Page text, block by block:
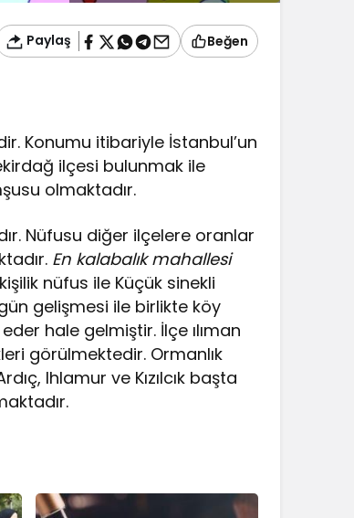
Paylaş Beğen
Konumu itibariyle İstanbul’un
ilçesi bulunmak ile
olmaktadır.
Nüfusu diğer ilçelere oranlar
En kalabalık mahallesi
nüfus ile Küçük sinekli
gelişmesi ile birlikte köy
hale gelmiştir. İlçe ılıman
görülmektedir. Ormanlık
Ihlamur ve Kızılcık başta